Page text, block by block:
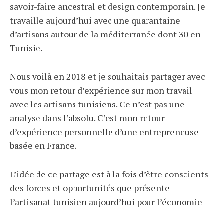
savoir-faire ancestral et design contemporain. Je
travaille aujourd’hui avec une quarantaine
d’artisans autour de la méditerranée dont 30 en
Tunisie.
Nous voilà en 2018 et je souhaitais partager avec
vous mon retour d’expérience sur mon travail
avec les artisans tunisiens. Ce n’est pas une
analyse dans l’absolu. C’est mon retour
d’expérience personnelle d’une entrepreneuse
basée en France.
L’idée de ce partage est à la fois d’être conscients
des forces et opportunités que présente
l’artisanat tunisien aujourd’hui pour l’économie